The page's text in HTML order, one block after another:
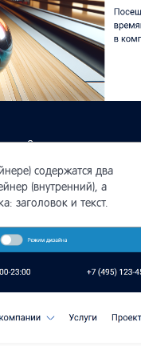
содержатся два
(внутренний), а
заголовок и текст.